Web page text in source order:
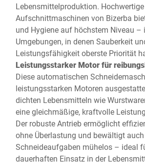
Lebensmittelproduktion. Hochwertige
Aufschnittmaschinen von Bizerba
und Hygiene auf höchstem Niveau –
Umgebungen, in denen Sauberkeit
Leistungsfähigkeit oberste Priorität
Leistungsstarker Motor für
Diese automatischen
leistungsstarken Motoren
dichten Lebensmitteln wie
eine gleichmäßige, kraftvolle
Der robuste Antrieb ermöglicht
ohne Überlastung und bewältigt
Schneideaufgaben mühelos – ideal
dauerhaften Einsatz in der